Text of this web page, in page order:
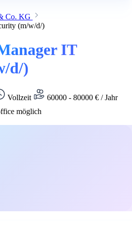
Co. KG
(m/w/d/)
IT
d/)
Vollzeit
60000 - 80000 € / Jahr
möglich